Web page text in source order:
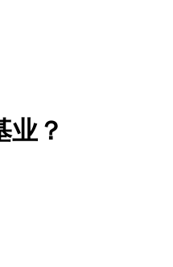
业？